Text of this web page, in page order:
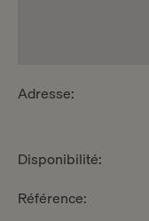
Adresse:
Disponibilité:
Référence: